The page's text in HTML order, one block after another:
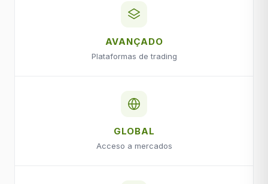
AVANÇADO
Plataformas de trading
GLOBAL
Acceso a mercados